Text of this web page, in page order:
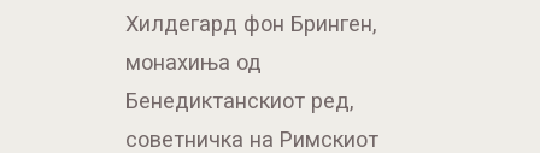
Хилдегард фон Бринген,
монахиња од
Бенедиктанскиот ред,
советничка на Римскиот